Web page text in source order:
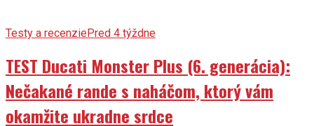
Testy a recenziePred 4 týždne
TEST Ducati Monster Plus (6. generácia):
Nečakané rande s naháčom, ktorý vám
okamžite ukradne srdce